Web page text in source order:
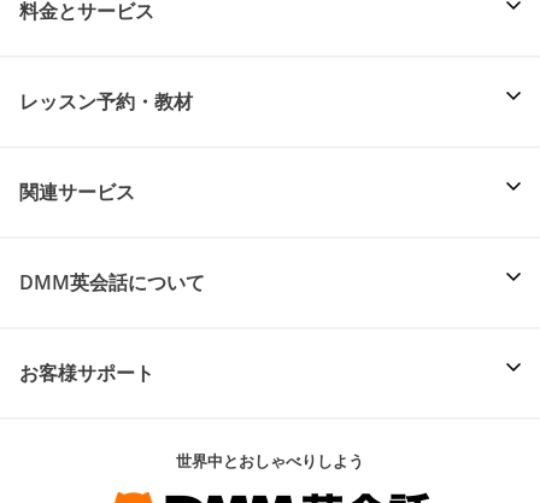
料金とサービス
レッスン予約・教材
関連サービス
DMM英会話について
お客様サポート
世界中とおしゃべりしよう